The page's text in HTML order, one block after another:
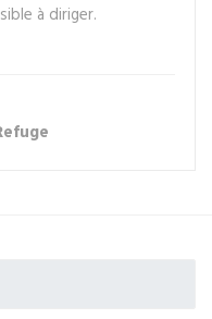
à diriger.